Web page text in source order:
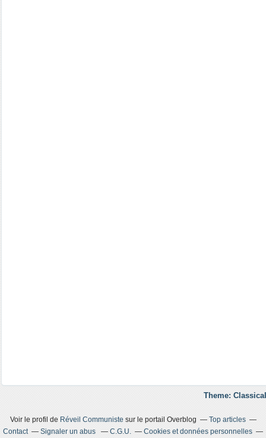
Theme:
Voir le profil de Réveil Communiste sur le portail Overblog
Top articles
Contact
Signaler un abus C.G.U.
Cookies et données personnelles